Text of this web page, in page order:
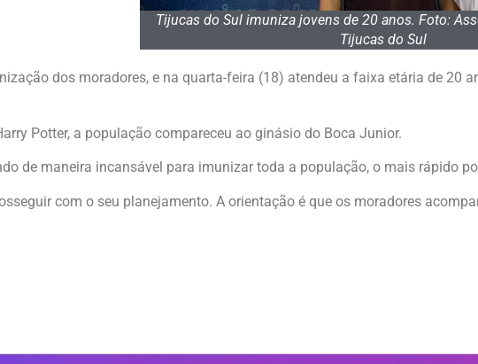
Tijucas do Sul imuniza jovens de 20 anos. Foto:
Tijucas do Sul
dos moradores, e na quarta-feira (18) atendeu a faixa etária de 20
Potter, a população compareceu ao ginásio do Boca Junior.
de maneira incansável para imunizar toda a população, o mais rápido
com o seu planejamento. A orientação é que os moradores